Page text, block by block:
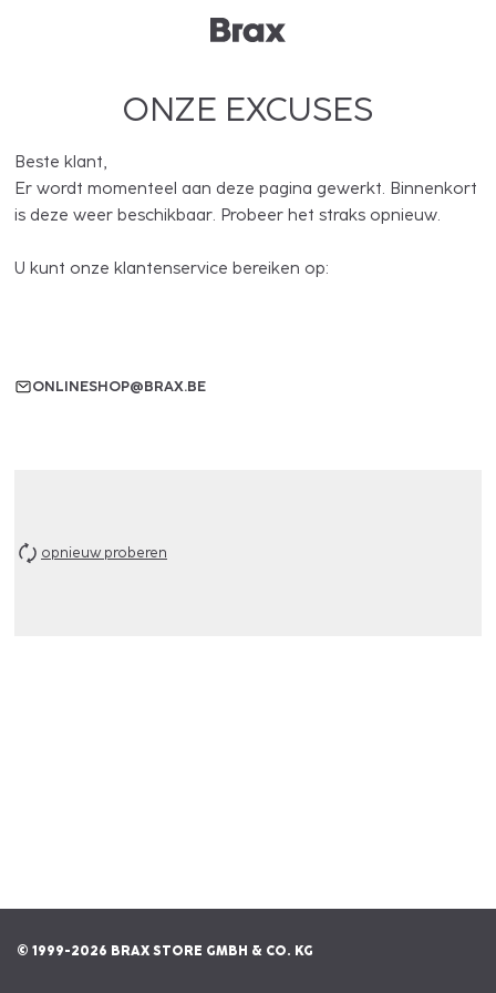
ONZE EXCUSES
Beste klant,
Er wordt momenteel aan deze pagina gewerkt. Binnenkort
is deze weer beschikbaar. Probeer het straks opnieuw.
U kunt onze klantenservice bereiken op:
ONLINESHOP@BRAX.BE
opnieuw proberen
© 1999-2026 BRAX STORE GMBH & CO. KG